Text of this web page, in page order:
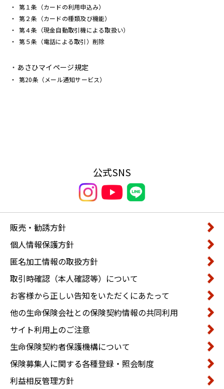
・ 第１条（カードの利用申込み）
・ 第２条（カードの種類及び機能）
・ 第４条（現金自動取引機による取扱い）
・ 第５条（電話による取引）削除
あさひマイページ規定
・ 第20条（メール通知サービス）
公式SNS
販売・勧誘方針
個人情報保護方針
匿名加工情報の取扱方針
取引時確認（本人確認等）について
お客様から正しい告知をいただくにあたって
他の生命保険会社との保険契約情報の共同利用
サイト利用上のご注意
生命保険契約者保護機構について
保険募集人に関する各種登録・照会制度
利益相反管理方針